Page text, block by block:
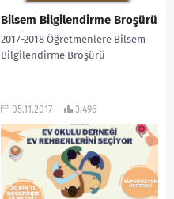
Bilsem Bilgilendirme Broşürü
2017-2018 Öğretmenlere Bilsem
Bilgilendirme Broşürü
05.11.2017 3.496